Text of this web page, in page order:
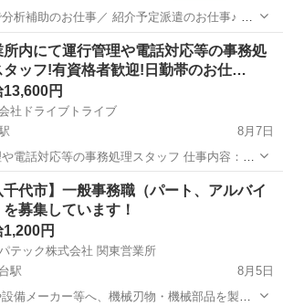
事／ 紹介予定派遣のお仕事♪ 最
後、双方の合意の上、 派遣先での直接雇用切
業務をお任せします☆
子駅 その他
所内にて運行管理や電話対応等の事務処
タッフ!有資格者歓迎!日勤帯のお仕…
13,600円
社ドライブトライブ
8月7日
電話対応等の事務処理スタッフ 仕事内容：運
電話対応・車両管理・点呼等 ※大型車運転す
ほぼなし 年齢層 ：20〜55くらいまでの方が
井駅 一般事務 運行管理
千代市】一般事務職（パート、アルバイ
を募集しています！
1,200円
テック株式会社 関東営業所
駅
8月5日
備メーカー等へ、機械刃物・機械部品を製造